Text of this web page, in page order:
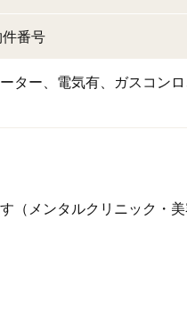
件番号
ター 電気有 ガスコンロ
（メンタルクリニック・